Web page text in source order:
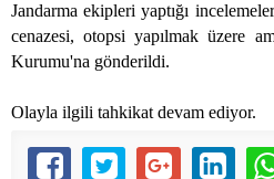
Jandarma ekipleri yaptığı
cenazesi, otopsi yapılmak üzere
Kurumu'na gönderildi.
Olayla ilgili tahkikat devam ediyor.